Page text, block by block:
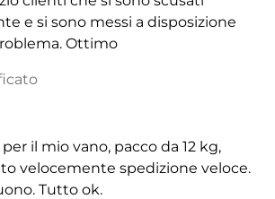
e si sono messi a disposizione
Ottimo
il mio vano, pacco da 12 kg,
velocemente spedizione veloce.
Tutto ok.